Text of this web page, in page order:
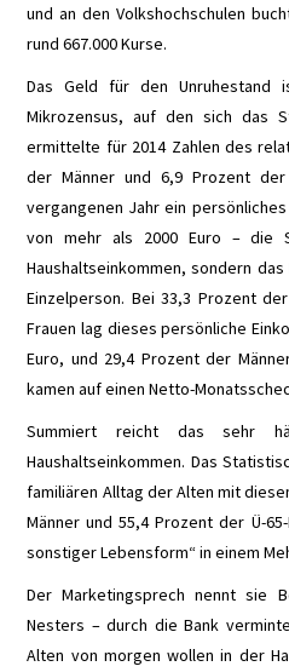
GARAGEN-ASSISTENT
PARKHILFE
PLATOONING
RÜCKFAHRKAMERA
SPURHALTE-
ASSISTENT
SPURWECHSEL-
ASSISTENT
STAU-PILOT
UMGEBUNGSKAMERAS
und an den Volkshochschulen
rund 667.000 Kurse.
Das Geld für den Unruhestand
Mikrozensus, auf den sich das
ermittelte für 2014 Zahlen des
der Männer und 6,9 Prozent
vergangenen Jahr ein
von mehr als 2000 Euro – die
Haushaltseinkommen, sondern
Einzelperson. Bei 33,3 Prozent
Frauen lag dieses persönliche
Euro, und 29,4 Prozent der
kamen auf einen Netto-
Summiert reicht das sehr
Haushaltseinkommen. Das
familiären Alltag der Alten mit
Männer und 55,4 Prozent der Ü-
sonstiger Lebensform“ in einem
Der Marketingsprech nennt sie
Nesters – durch die Bank
Alten von morgen wollen in der